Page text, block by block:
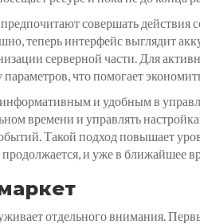
совершать действия
теперь интерфейс выглядит
серверной части. Для
что помогает
и удобным в
времени и управлять
Такой подход повышает
и уже в ближайшее
отдельного внимания.